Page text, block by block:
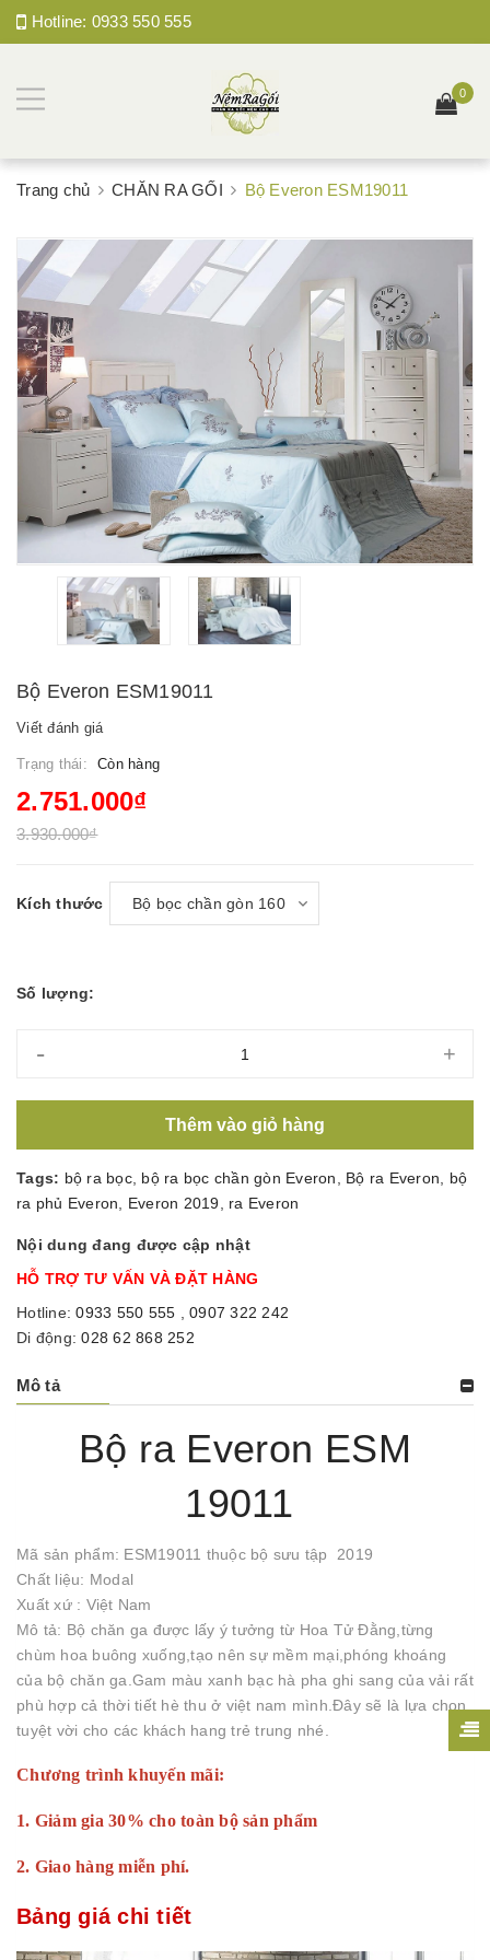
Hotline: 0933 550 555
0
Trang chủ CHĂN RA GỐI Bộ Everon ESM19011
Bộ Everon ESM19011
Viết đánh giá
Trạng thái: Còn hàng
2.751.000₫
3.930.000₫
Kích thước
Số lượng:
- +
Thêm vào giỏ hàng
Tags: bộ ra bọc, bộ ra bọc chần gòn Everon Bộ ra Everon
bộ
ra phủ Everon
Everon 2019 ra Everon
Nội dung đang được cập nhật
HỖ TRỢ TƯ VẤN VÀ ĐẶT HÀNG
Hotline:0933 550 555
0907 322 242
Di động:028 62 868 252
Mô tả
Bộ ra Everon ESM
19011
Mã sản phẩm: ESM19011 thuộc bộ sưu tập 2019
Chất liệu: Modal
Xuất xứ : Việt Nam
Mô tả: Bộ chăn ga được lấy ý tưởng từ Hoa Tử Đằng,từng
chùm hoa buông xuống,tạo nên sự mềm mại,phóng khoáng
của bộ chăn ga.Gam màu xanh bạc hà pha ghi sang của vải rất
phù hợp cả thời tiết hè thu ở việt nam mình.Đây sẽ là lựa chọn
tuyệt vời cho các khách hang trẻ trung nhé.
Chương trình khuyến mãi:
1. Giảm gia 30% cho toàn bộ sản phẩm
2. Giao hàng miễn phí.
Bảng giá chi tiết